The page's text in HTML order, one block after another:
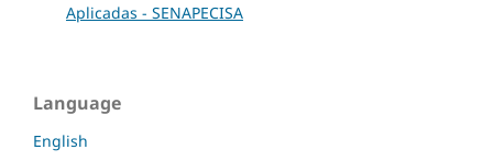
Aplicadas - SENAPECISA
Language
English